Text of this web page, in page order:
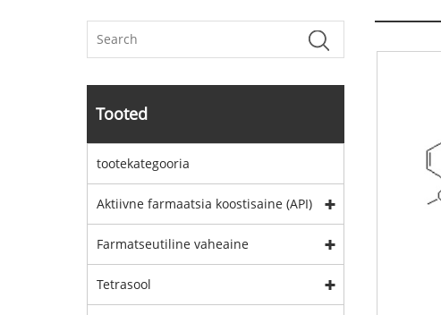
Tooted
tootekategooria
Aktiivne farmaatsia koostisaine (API)
Farmatseutiline vaheaine
Tetrasool